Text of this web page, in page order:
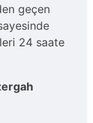
geçen
24 saate